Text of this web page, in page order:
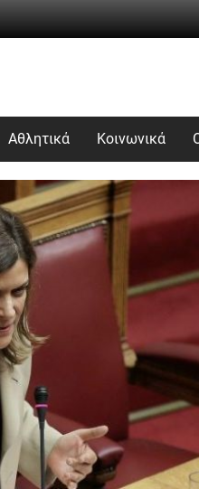
Αθλητικά Κοινωνικά